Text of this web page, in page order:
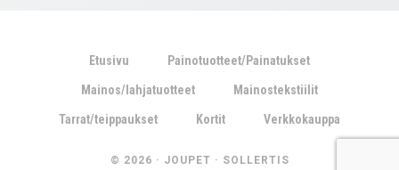
Etusivu Painotuotteet/Painatukset
Mainos/lahjatuotteet Mainostekstiilit
Tarrat/teippaukset Kortit Verkkokauppa
© 2026 · JOUPET · SOLLERTIS